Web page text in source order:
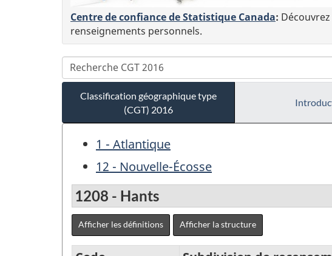
Centre de confiance de Statistique Canada:
renseignements personnels.
Classification géographique type
(CGT) 2016
1 - Atlantique
12 - Nouvelle-Écosse
1208 - Hants
Afficher les définitions Afficher la structure